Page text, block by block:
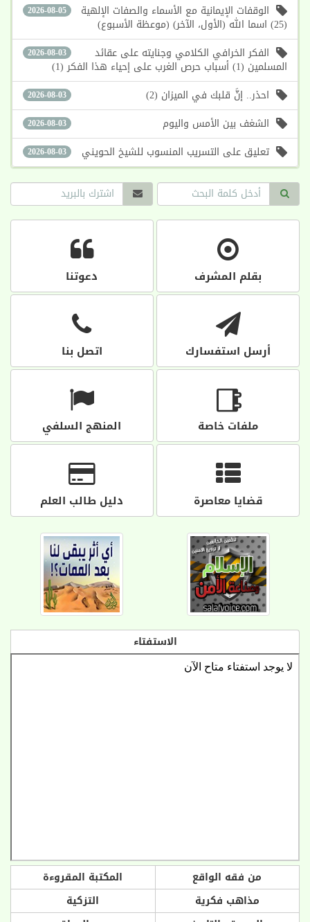
2026-08-05 الوقفات الإيمانية مع الأسماء والصفات الإلهية
(25) اسما الله (الأول، الآخر) (موعظة الأسبوع)
2026-08-03 الفكر الخرافي الكلامي وجنايته على عقائد
المسلمين (1) أسباب حرص الغرب على إحياء هذا الفكر (1)
2026-08-03 احذر.. إنَّ قلبك في الميزان (2)
2026-08-03 الشغف بين الأمس واليوم
2026-08-03 تعليق على التسريب المنسوب للشيخ الحويني
بقلم المشرف دعوتنا
أرسل استفسارك اتصل بنا
ملفات خاصة المنهج السلفي
قضايا معاصرة دليل طالب العلم
الاستفتاء
من فقه الواقع
المكتبة المقروءة
مذاهب فكرية
التزكية